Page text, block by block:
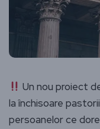
Un nou proiect
la închisoare
persoanelor ce